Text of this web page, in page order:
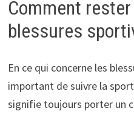
Comment
blessures
En ce qui concerne les
important de suivre la
signifie toujours porter un